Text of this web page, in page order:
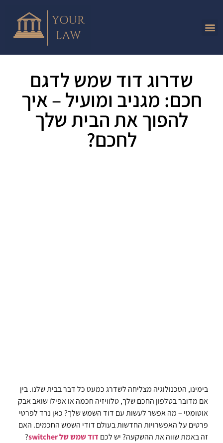
שדרוג דוד שמש לדגם
חכם: מגניב ומועיל – איך
להפוך את הבית שלך
לחכם?
בימינו, הטכנולוגיה מצליחה לשדרג כמעט כל דבר בבית שלנו. בין
אם מדובר בטלפון החכם שלך, טלוויזיה חכמה או אפילו שואב אבק
אוטומטי – מה אפשר לעשות עם דוד השמש שלך? כאן נרד לפרטי
פרטים על האפשרויות החדשות בעולם דודי השמש החכמים. האם
זה באמת שווה את ההשקעה? יש לכם דוד שמש של switcher
?